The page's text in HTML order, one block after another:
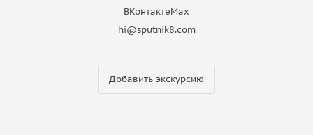
ВКонтактеMax
hi@sputnik8.com
Добавить экскурсию